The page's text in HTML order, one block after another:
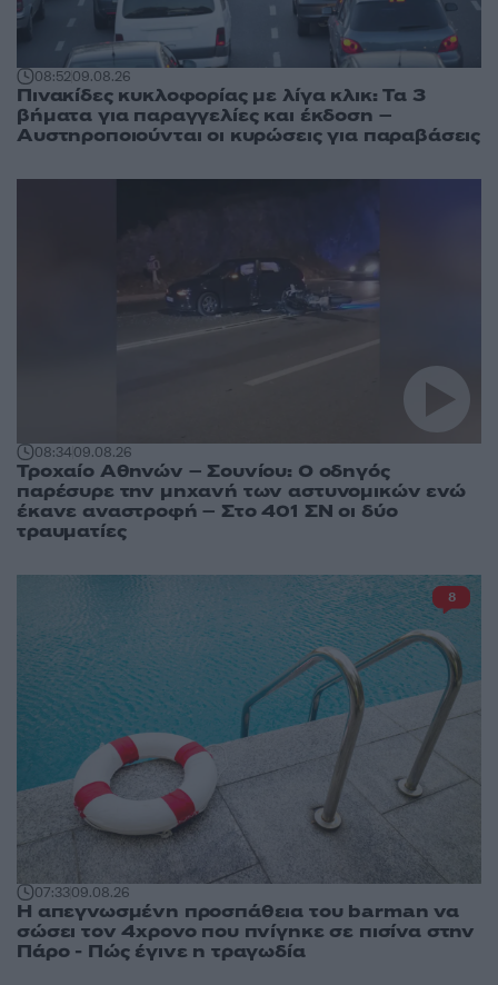
08:5209.08.26
Πινακίδες κυκλοφορίας με λίγα κλικ: Τα 3
βήματα για παραγγελίες και έκδοση –
Αυστηροποιούνται οι κυρώσεις για παραβάσεις
08:3409.08.26
Τροχαίο Αθηνών – Σουνίου: Ο οδηγός
παρέσυρε την μηχανή των αστυνομικών ενώ
έκανε αναστροφή – Στο 401 ΣΝ οι δύο
τραυματίες
07:3309.08.26
Η απεγνωσμένη προσπάθεια του barman να
σώσει τον 4χρονο που πνίγηκε σε πισίνα στην
Πάρο - Πώς έγινε η τραγωδία
8